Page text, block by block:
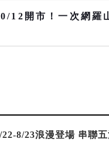
12開市！一次網羅